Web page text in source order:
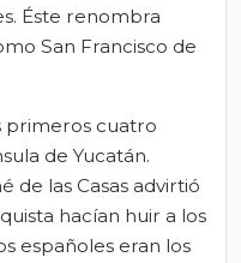
Éste renombra
San Francisco de
primeros cuatro
de Yucatán.
de las Casas advirtió
hacían huir a los
españoles eran los